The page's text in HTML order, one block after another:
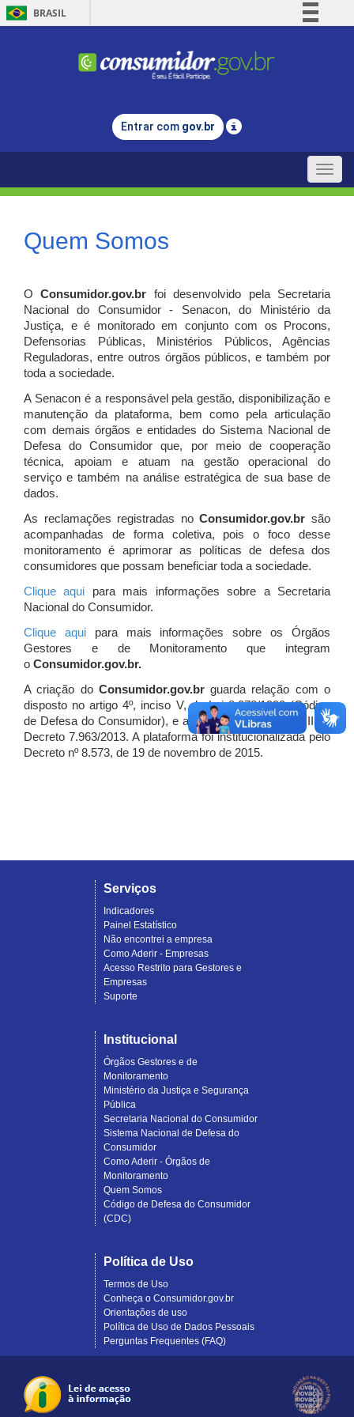
BRASIL
Comunica BR
Legislação
Entrar com gov.br
Toggle
Quem Somos
OConsumidor.gov.br
foi desenvolvido pela Secretaria
Nacional do Consumidor - Senacon, do Ministério da
Justiça, e é monitorado em conjunto com os Procons,
Defensorias Públicas, Ministérios Públicos, Agências
Reguladoras, entre outros órgãos públicos, e também por
toda a sociedade.
A Senacon é a responsável pela gestão, disponibilização e
manutenção da plataforma, bem como pela articulação
com demais órgãos e entidades do Sistema Nacional de
Defesa do Consumidor que, por meio de cooperação
técnica, apoiam e atuam na gestão operacional do
serviço e também na análise estratégica de sua base de
dados.
As reclamações registradas noConsumidor.gov.br são
acompanhadas de forma coletiva, pois o foco desse
monitoramento é aprimorar as políticas de defesa dos
consumidores que possam beneficiar toda a sociedade.
Clique aqui para mais informações sobre a Secretaria
Nacional do Consumidor.
Clique aquipara mais informações sobre os Órgãos
Gestores e de Monitoramento que integram
o Consumidor.gov.br.
A criação do Consumidor.gov.brguarda relação com o
disposto no artigo 4º, inciso V, da Lei 8.078/1990 (Código
de Defesa do Consumidor), e artigo 7º, incisos I, II e III do
Decreto 7.963/2013. A plataforma foi institucionalizada pelo
Decreto nº 8.573, de 19 de novembro de 2015.
Serviços
Indicadores
Painel Estatístico
Não encontrei a empresa
Como Aderir - Empresas
Acesso Restrito para Gestores e
Empresas
Suporte
Institucional
Órgãos Gestores e de
Monitoramento
Ministério da Justiça e Segurança
Pública
Secretaria Nacional do Consumidor
Sistema Nacional de Defesa do
Consumidor
Como Aderir - Órgãos de
Monitoramento
Quem Somos
Código de Defesa do Consumidor
(CDC)
Política de Uso
Termos de Uso
Conheça o Consumidor.gov.br
Orientações de uso
Política de Uso de Dados Pessoais
Perguntas Frequentes (FAQ)